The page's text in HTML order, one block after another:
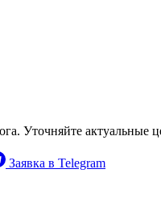
Уточняйте актуальные
Заявка в Telegram